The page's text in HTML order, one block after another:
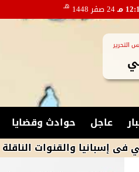
مـ 24 صفر 1448 هـ
التحرير
عاجل حوادث وقضايا
والقنوات الناقلة